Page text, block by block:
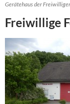
Gerätehaus der
Freiwillige